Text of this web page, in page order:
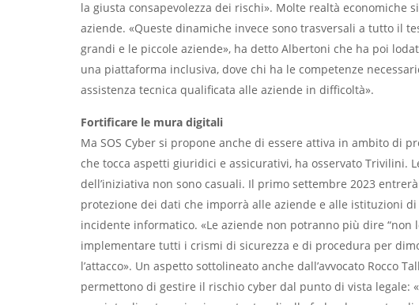
la giusta consapevolezza dei rischi». Molte realtà economiche
aziende. «Queste dinamiche invece sono trasversali a tutto il
grandi e le piccole aziende», ha detto Albertoni che ha poi
una piattaforma inclusiva, dove chi ha le competenze
assistenza tecnica qualificata alle aziende in difficoltà».
Fortificare le mura digitali
Ma SOS Cyber si propone anche di essere attiva in ambito di
che tocca aspetti giuridici e assicurativi, ha osservato Trivilini.
dell’iniziativa non sono casuali. Il primo settembre 2023
protezione dei dati che imporrà alle aziende e alle istituzioni
incidente informatico. «Le aziende non potranno più dire “non
implementare tutti i crismi di sicurezza e di procedura per
l’attacco». Un aspetto sottolineato anche dall’avvocato Rocco
permettono di gestire il rischio cyber dal punto di vista legale: